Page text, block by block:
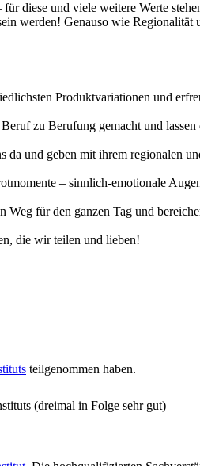
diese und viele weitere Werte
werden! Genauso wie
Produktvariationen und
zu Berufung gemacht und
und geben mit ihrem regionalen
– sinnlich-emotionale
für den ganzen Tag und
die wir teilen und lieben!
teilgenommen haben.
(dreimal in Folge sehr gut)